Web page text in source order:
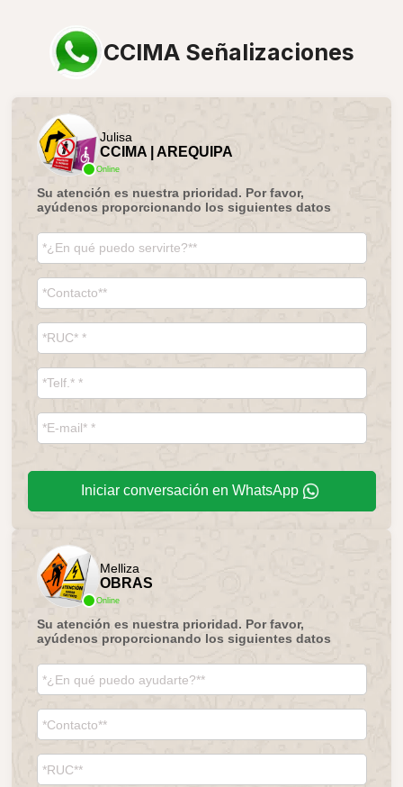
CCIMA Señalizaciones
Online
Julisa
CCIMA | AREQUIPA
Su atención es nuestra prioridad. Por favor,
ayúdenos proporcionando los siguientes datos
Iniciar conversación en WhatsApp
Online
Melliza
OBRAS
Su atención es nuestra prioridad. Por favor,
ayúdenos proporcionando los siguientes datos